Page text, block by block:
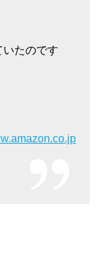
たのです